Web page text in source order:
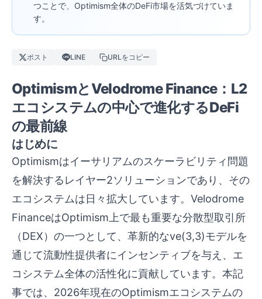
つことで、Optimism全体のDeFi市場を活気づけていま
す。
ポスト LINE URLをコピー
OptimismとVelodrome Finance：L2
エコシステムの中心で進化するDeFi
の最前線
はじめに
Optimismはイーサリアムのスケーラビリティ問題
を解決するレイヤー2ソリューションであり、その
エコシステムは日々拡大しています。Velodrome
FinanceはOptimism上で最も重要な分散型取引所
（DEX）の一つとして、革新的なve(3,3)モデルを
通じて流動性提供者にインセンティブを与え、エ
コシステム全体の活性化に貢献しています。本記
事では、2026年現在のOptimismエコシステムの